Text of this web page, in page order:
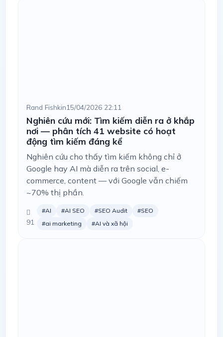
Rand Fishkin15/04/2026 22:11
Nghiên cứu mới: Tìm kiếm diễn ra ở khắp
nơi — phân tích 41 website có hoạt
động tìm kiếm đáng kể
Nghiên cứu cho thấy tìm kiếm không chỉ ở
Google hay AI mà diễn ra trên social, e-
commerce, content — với Google vẫn chiếm
~70% thị phần.
91
#AI #AI SEO #SEO Audit
#SEO
#ai marketing
#AI và xã hội